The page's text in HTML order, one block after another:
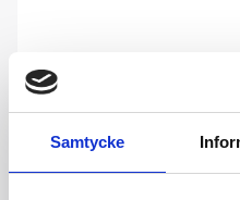
Samtycke